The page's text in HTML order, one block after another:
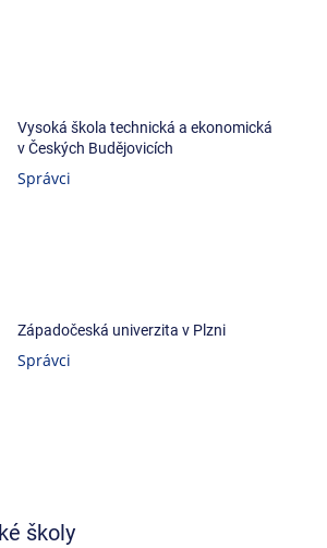
Vysoká škola technická a ekonomická
v Českých Budějovicích
Správci
Západočeská univerzita v Plzni
Správci
školy